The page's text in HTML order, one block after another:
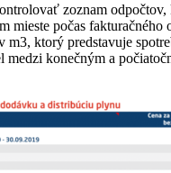
zoznam odpočtov,
mieste počas fakturačného
m3, ktorý predstavuje
medzi konečným a